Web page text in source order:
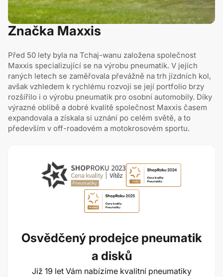
Značka Maxxis
Před 50 lety byla na Tchaj-wanu založena společnost
Maxxis specializující se na výrobu pneumatik. V jejích
raných letech se zaměřovala převážně na trh jízdních kol,
avšak vzhledem k rychlému rozvoji se její portfolio brzy
rozšířilo i o výrobu pneumatik pro osobní automobily. Díky
výrazné oblibě a dobré kvalitě společnost Maxxis časem
expandovala a získala si uznání po celém světě, a to
především v off-roadovém a motokrosovém sportu.
Osvědčený prodejce pneumatik
a disků
Již 19 let Vám nabízíme kvalitní pneumatiky